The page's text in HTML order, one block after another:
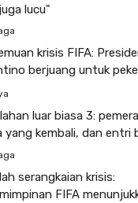
lucu"
krisis FIFA:
berjuang untuk
luar biasa 3:
yang kembali, dan entri
serangkaian krisis:
FIFA